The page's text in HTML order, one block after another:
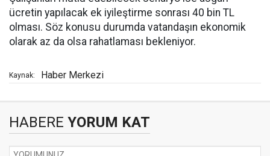
ücretin yapılacak ek iyileştirme sonrası 40 bin TL
olması. Söz konusu durumda vatandaşın ekonomik
olarak az da olsa rahatlaması bekleniyor.
Kaynak: Haber Merkezi
HABERE YORUM KAT